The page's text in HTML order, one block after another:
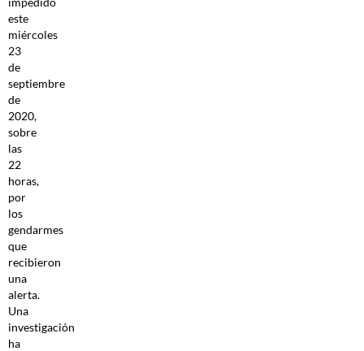
este
miércoles
23
de
septiembre
de
2020,
sobre
las
22
horas,
por
los
gendarmes
que
recibieron
una
alerta.
Una
investigación
ha